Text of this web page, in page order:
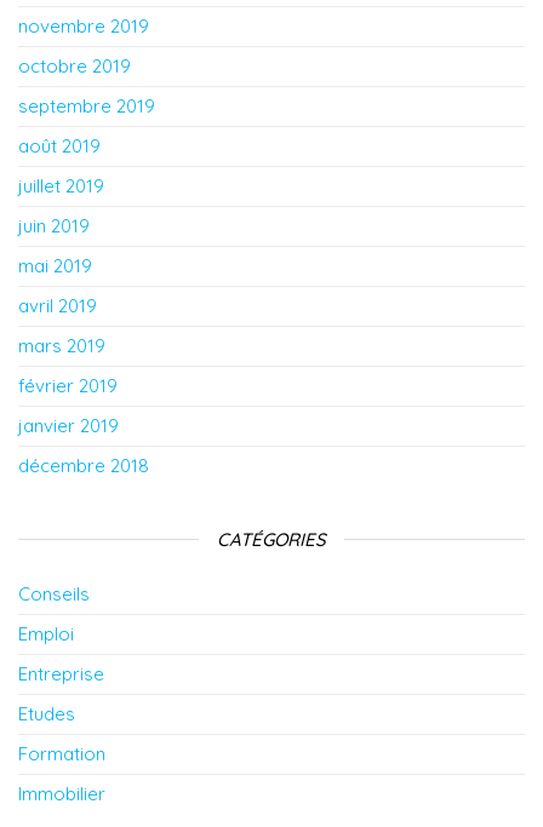
novembre 2019
octobre 2019
septembre 2019
août 2019
juillet 2019
juin 2019
mai 2019
avril 2019
mars 2019
février 2019
janvier 2019
décembre 2018
CATÉGORIES
Conseils
Emploi
Entreprise
Etudes
Formation
Immobilier